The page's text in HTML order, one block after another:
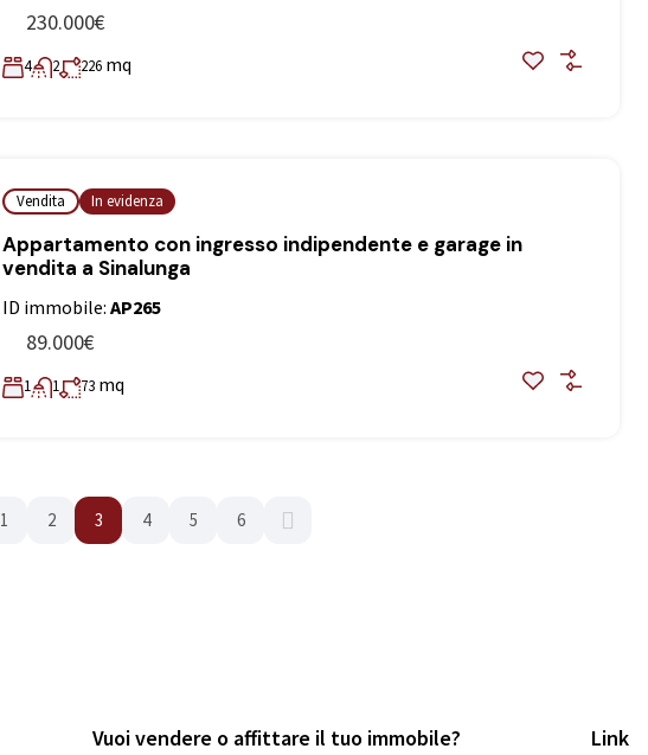
230.000€
4 2 226 mq
Vendita In evidenza
Appartamento con ingresso indipendente e garage in
vendita a Sinalunga
ID immobile: AP265
89.000€
1 1 73 mq
1 2 3 4 5 6
Vuoi vendere o affittare il tuo immobile? Link